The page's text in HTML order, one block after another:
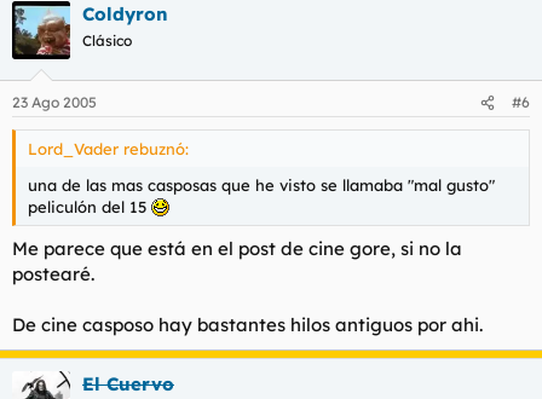
Coldyron
Clásico
23 Ago 2005 #6
Lord_Vader rebuznó:
una de las mas casposas que he visto se llamaba "mal gusto"
peliculón del 15
Me parece que está en el post de cine gore, si no la
postearé.
De cine casposo hay bastantes hilos antiguos por ahi.
El Cuervo